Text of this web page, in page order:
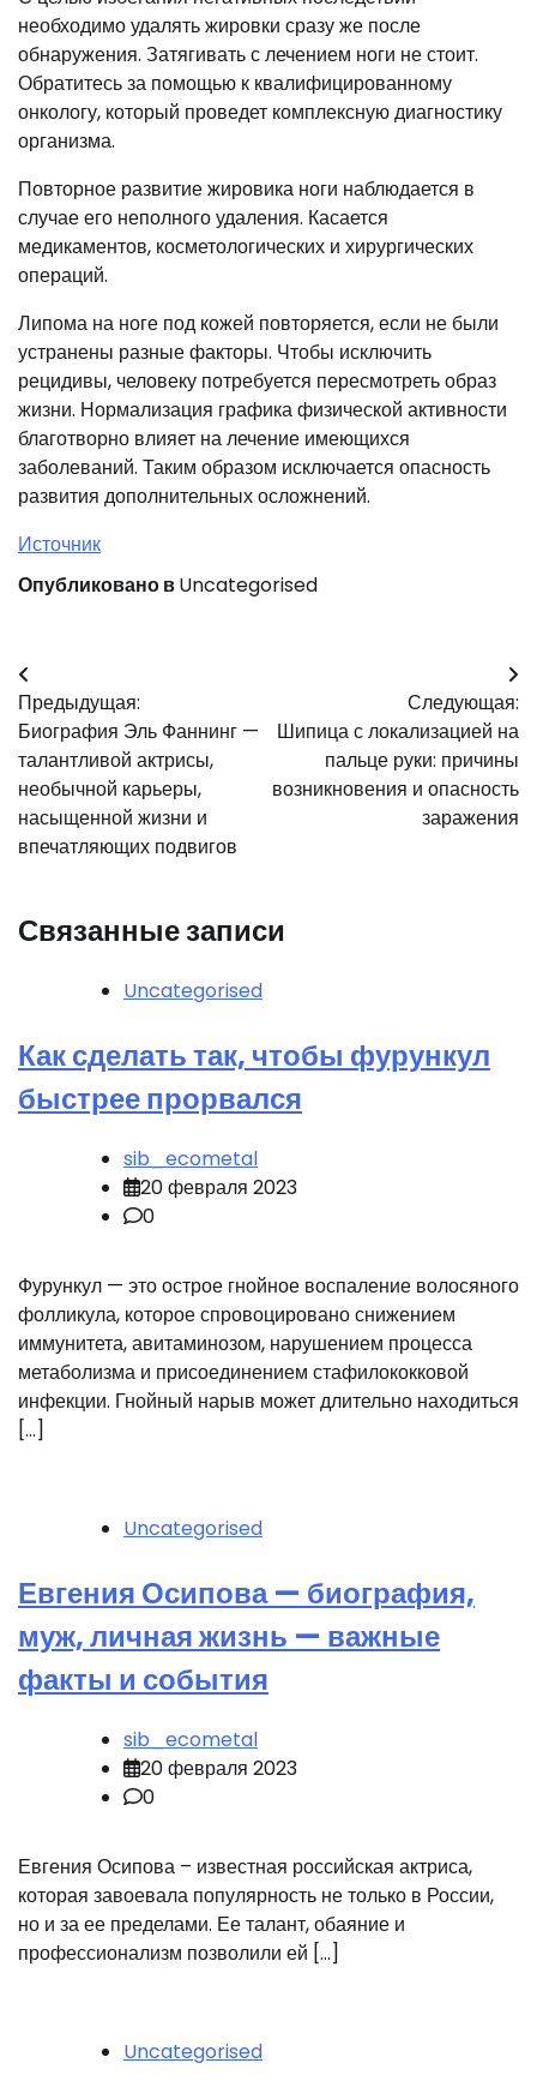
необходимо удалять жировки сразу же после
обнаружения. Затягивать с лечением ноги не стоит.
Обратитесь за помощью к квалифицированному
онкологу, который проведет комплексную диагностику
организма.
Повторное развитие жировика ноги наблюдается в
случае его неполного удаления. Касается
медикаментов, косметологических и хирургических
операций.
Липома на ноге под кожей повторяется, если не были
устранены разные факторы. Чтобы исключить
рецидивы, человеку потребуется пересмотреть образ
жизни. Нормализация графика физической активности
благотворно влияет на лечение имеющихся
заболеваний. Таким образом исключается опасность
развития дополнительных осложнений.
Источник
Опубликовано вUncategorised
Навигация
по
записям
Предыдущая:
Биография Эль Фаннинг —
талантливой актрисы,
необычной карьеры,
насыщенной жизни и
впечатляющих подвигов
Следующая:
Шипица с локализацией на
пальце руки: причины
возникновения и опасность
заражения
Связанные записи
Uncategorised
Как сделать так, чтобы фурункул
быстрее прорвался
sib_ecometal
20 февраля 2023
0
Фурункул — это острое гнойное воспаление волосяного
фолликула, которое спровоцировано снижением
иммунитета, авитаминозом, нарушением процесса
метаболизма и присоединением стафилококковой
инфекции. Гнойный нарыв может длительно находиться
[…]
Uncategorised
Евгения Осипова — биография,
муж, личная жизнь — важные
факты и события
sib_ecometal
20 февраля 2023
0
Евгения Осипова – известная российская актриса,
которая завоевала популярность не только в России,
но и за ее пределами. Ее талант, обаяние и
профессионализм позволили ей […]
Uncategorised